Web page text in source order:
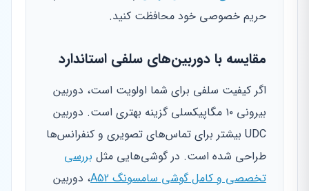
حریم خصوصی خود محافظت کنید.
مقایسه با دوربین‌های سلفی استاندارد
اگر کیفیت سلفی برای شما اولویت است، دوربین
بیرونی ۱۰ مگاپیکسلی گزینه بهتری است. دوربین
UDC بیشتر برای تماس‌های تصویری و کنفرانس‌ها
طراحی شده است. در گوشی‌هایی مثل بررسی
تخصصی و کامل گوشی سامسونگ A52
، دوربین